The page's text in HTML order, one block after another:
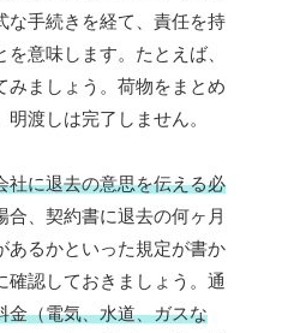
な手続きを経て、責任を持
意味します。たとえば、
みましょう。荷物をまとめ
渡しは完了しません。
社に退去の意思を伝える必
合、契約書に退去の何ヶ月
あるかといった規定が書か
確認しておきましょう。通
金（電気、水道、ガスな